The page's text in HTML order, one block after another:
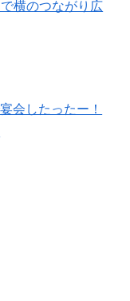
横のつながり広
会したったー！